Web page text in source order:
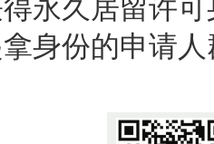
身份的申请